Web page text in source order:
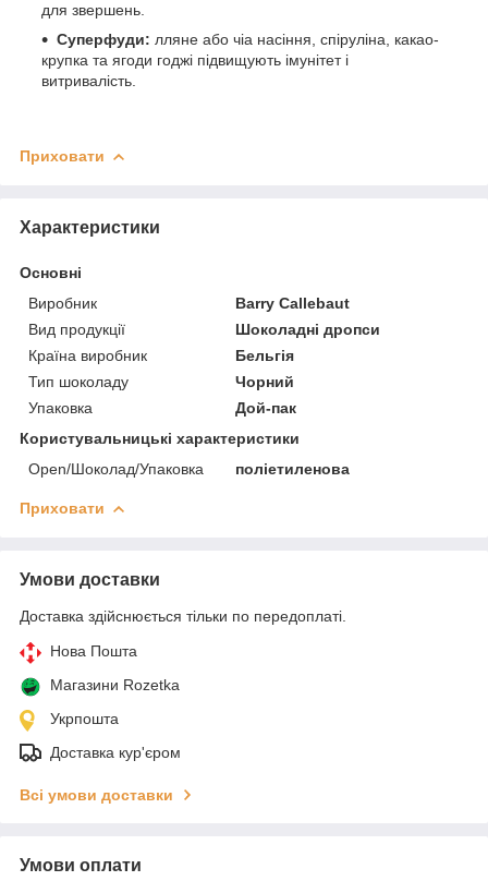
для звершень.
Суперфуди: лляне або чіа насіння, спіруліна, какао-
крупка та ягоди годжі підвищують імунітет і
витривалість.
Приховати
Характеристики
Основні
Виробник
Barry Callebaut
Вид продукції
Шоколадні дропси
Країна виробник
Бельгія
Тип шоколаду
Чорний
Упаковка
Дой-пак
Користувальницькі характеристики
Open/Шоколад/Упаковка
поліетиленова
Приховати
Умови доставки
Доставка здійснюється тільки по передоплаті.
Нова Пошта
Магазини Rozetka
Укрпошта
Доставка кур'єром
Всі умови доставки
Умови оплати